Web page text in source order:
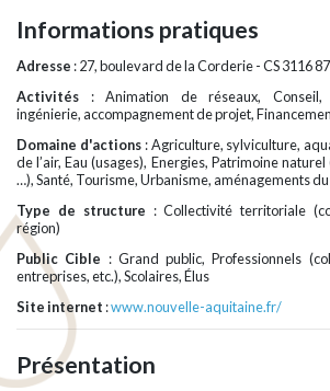
Informations pratiques
Adresse : 27, boulevard de la Corderie - CS 3116
Activités : Animation de réseaux, Conseil,
ingénierie, accompagnement de projet,
Domaine d'actions: Agriculture, sylviculture,
de l’air, Eau (usages), Energies, Patrimoine
…), Santé, Tourisme, Urbanisme, aménagements
Type de structure : Collectivité territoriale
région)
Public Cible : Grand public, Professionnels
entreprises, etc.), Scolaires, Élus
Site internet :www.nouvelle-aquitaine.fr/
Présentation